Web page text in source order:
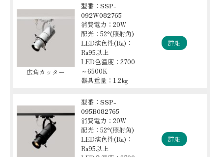
広角カッター
型番：SSP-
092W082765
消費電力：20W
配光：52°(照射角)
LED演色性(Ra)：
Ra95以上
LED色温度：2700
～6500K
器具重量：1.2㎏
詳細
型番：SSP-
095B082765
消費電力：20W
配光：52°(照射角)
LED演色性(Ra)：
Ra95以上
詳細